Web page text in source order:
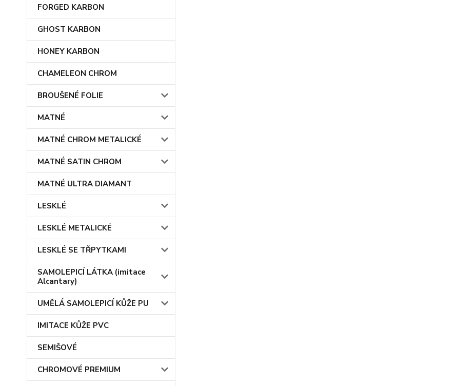
FORGED KARBON
GHOST KARBON
HONEY KARBON
CHAMELEON CHROM
BROUŠENÉ FOLIE
MATNÉ
MATNÉ CHROM METALICKÉ
MATNÉ SATIN CHROM
MATNÉ ULTRA DIAMANT
LESKLÉ
LESKLÉ METALICKÉ
LESKLÉ SE TŘPYTKAMI
SAMOLEPICÍ LÁTKA (imitace
Alcantary)
UMĚLÁ SAMOLEPICÍ KŮŽE PU
IMITACE KŮŽE PVC
SEMIŠOVÉ
CHROMOVÉ PREMIUM